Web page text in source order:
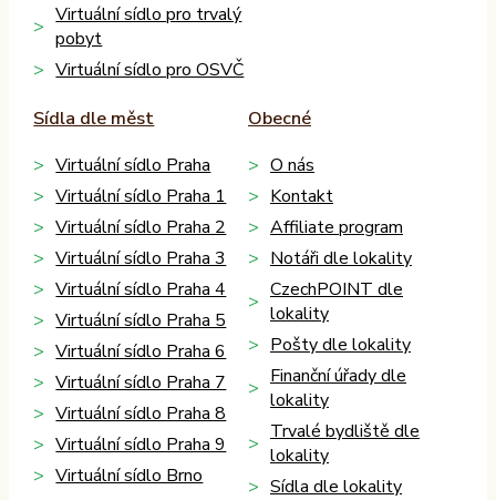
Virtuální sídlo pro trvalý
pobyt
Virtuální sídlo pro OSVČ
Sídla dle měst
Virtuální sídlo Praha
Virtuální sídlo Praha 1
Virtuální sídlo Praha 2
Virtuální sídlo Praha 3
Virtuální sídlo Praha 4
Virtuální sídlo Praha 5
Virtuální sídlo Praha 6
Virtuální sídlo Praha 7
Virtuální sídlo Praha 8
Virtuální sídlo Praha 9
Virtuální sídlo Brno
Obecné
O nás
Kontakt
Affiliate program
Notáři dle lokality
CzechPOINT dle
lokality
Pošty dle lokality
Finanční úřady dle
lokality
Trvalé bydliště dle
lokality
Sídla dle lokality